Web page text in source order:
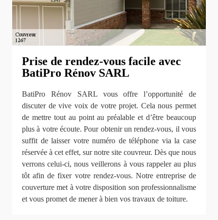
Prise de rendez-vous facile avec
BatiPro Rénov SARL
BatiPro Rénov SARL vous offre l’opportunité de
discuter de vive voix de votre projet. Cela nous permet
de mettre tout au point au préalable et d’être beaucoup
plus à votre écoute. Pour obtenir un rendez-vous, il vous
suffit de laisser votre numéro de téléphone via la case
réservée à cet effet, sur notre site couvreur. Dès que nous
verrons celui-ci, nous veillerons à vous rappeler au plus
tôt afin de fixer votre rendez-vous. Notre entreprise de
couverture met à votre disposition son professionnalisme
et vous promet de mener à bien vos travaux de toiture.